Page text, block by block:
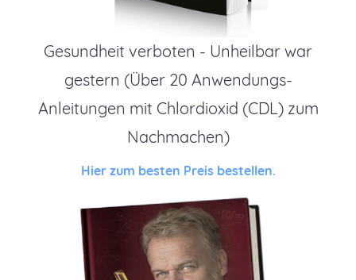
Gesundheit verboten - Unheilbar war
gestern (Über 20 Anwendungs-
Anleitungen mit Chlordioxid (CDL) zum
Nachmachen)
Hier zum besten Preis bestellen.